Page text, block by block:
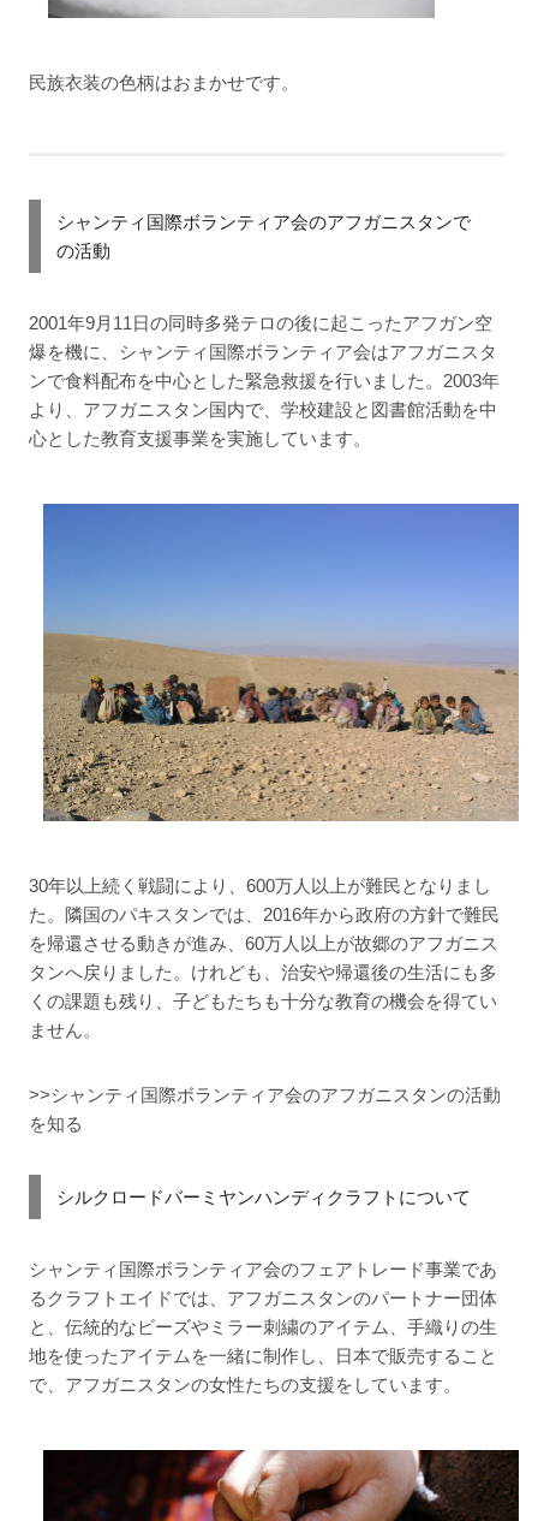
民族衣装の色柄はおまかせです。
シャンティ国際ボランティア会のアフガニスタンで
の活動
2001年9月11日の同時多発テロの後に起こったアフガン空
爆を機に、シャンティ国際ボランティア会はアフガニスタ
ンで食料配布を中心とした緊急救援を行いました。2003年
より、アフガニスタン国内で、学校建設と図書館活動を中
心とした教育支援事業を実施しています。
30年以上続く戦闘により、600万人以上が難民となりまし
た。隣国のパキスタンでは、2016年から政府の方針で難民
を帰還させる動きが進み、60万人以上が故郷のアフガニス
タンへ戻りました。けれども、治安や帰還後の生活にも多
くの課題も残り、子どもたちも十分な教育の機会を得てい
ません。
>>シャンティ国際ボランティア会のアフガニスタンの活動
を知る
シルクロードバーミヤンハンディクラフトについて
シャンティ国際ボランティア会のフェアトレード事業であ
るクラフトエイドでは、アフガニスタンのパートナー団体
と、伝統的なビーズやミラー刺繍のアイテム、手織りの生
地を使ったアイテムを一緒に制作し、日本で販売すること
で、アフガニスタンの女性たちの支援をしています。